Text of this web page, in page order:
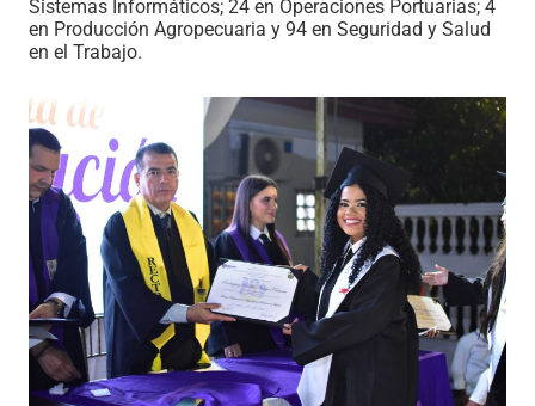
Sistemas Informáticos; 24 en Operaciones Portuarias; 4
en Producción Agropecuaria y 94 en Seguridad y Salud
en el Trabajo.